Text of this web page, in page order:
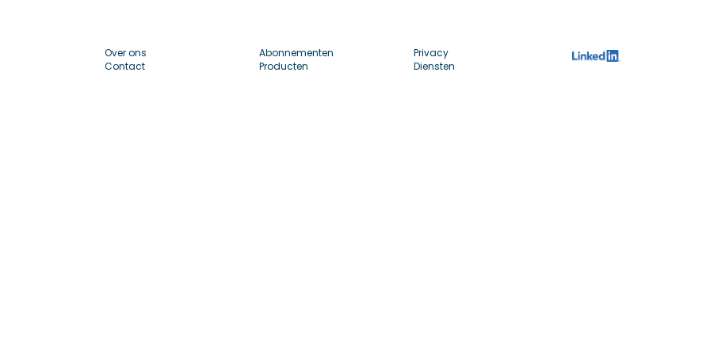
Over ons
Contact
Abonnementen
Producten
Privacy
Diensten